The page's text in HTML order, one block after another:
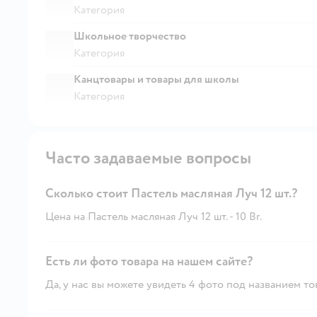
Категория
Школьное творчество
Категория
Канцтовары и товары для школы
Категория
Часто задаваемые вопросы
Сколько стоит Пастель масляная Луч 12 шт.?
Цена на Пастель масляная Луч 12 шт. - 10 Br.
Есть ли фото товара на нашем сайте?
Да, у нас вы можете увидеть 4 фото под названием